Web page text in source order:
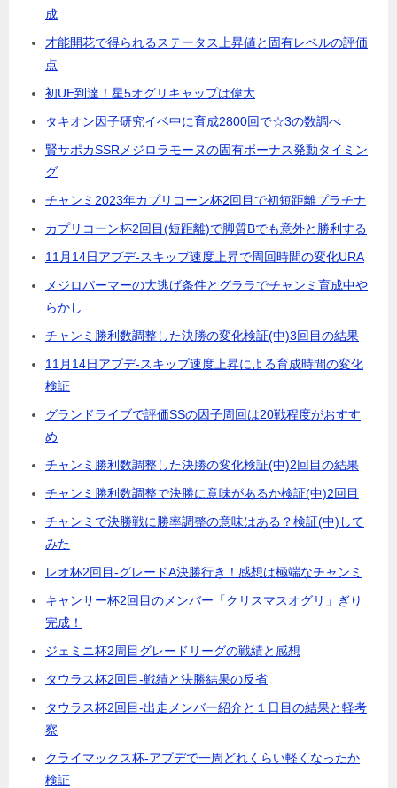
成
才能開花で得られるステータス上昇値と固有レベルの評価
点
初UE到達！星5オグリキャップは偉大
タキオン因子研究イベ中に育成2800回で☆3の数調べ
賢サポカSSRメジロラモーヌの固有ボーナス発動タイミン
グ
チャンミ2023年カプリコーン杯2回目で初短距離プラチナ
カプリコーン杯2回目(短距離)で脚質Bでも意外と勝利する
11月14日アプデ-スキップ速度上昇で周回時間の変化URA
メジロパーマーの大逃げ条件とグララでチャンミ育成中や
らかし
チャンミ勝利数調整した決勝の変化検証(中)3回目の結果
11月14日アプデ-スキップ速度上昇による育成時間の変化
検証
グランドライブで評価SSの因子周回は20戦程度がおすす
め
チャンミ勝利数調整した決勝の変化検証(中)2回目の結果
チャンミ勝利数調整で決勝に意味があるか検証(中)2回目
チャンミで決勝戦に勝率調整の意味はある？検証(中)して
みた
レオ杯2回目-グレードA決勝行き！感想は極端なチャンミ
キャンサー杯2回目のメンバー「クリスマスオグリ」ぎり
完成！
ジェミニ杯2周目グレードリーグの戦績と感想
タウラス杯2回目-戦績と決勝結果の反省
タウラス杯2回目-出走メンバー紹介と１日目の結果と軽考
察
クライマックス杯-アプデで一周どれくらい軽くなったか
検証